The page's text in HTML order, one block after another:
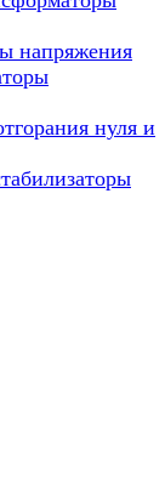
напряжения
нуля и